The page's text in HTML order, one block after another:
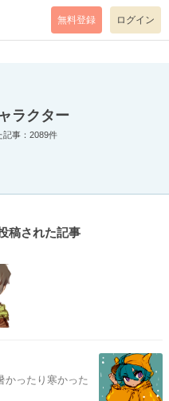
mode=return level=notice
無料登録 ログイン
ラクター
記事：2089件
稿された記事
ったり寒かった